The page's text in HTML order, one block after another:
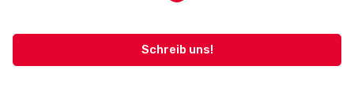
Schreib uns!